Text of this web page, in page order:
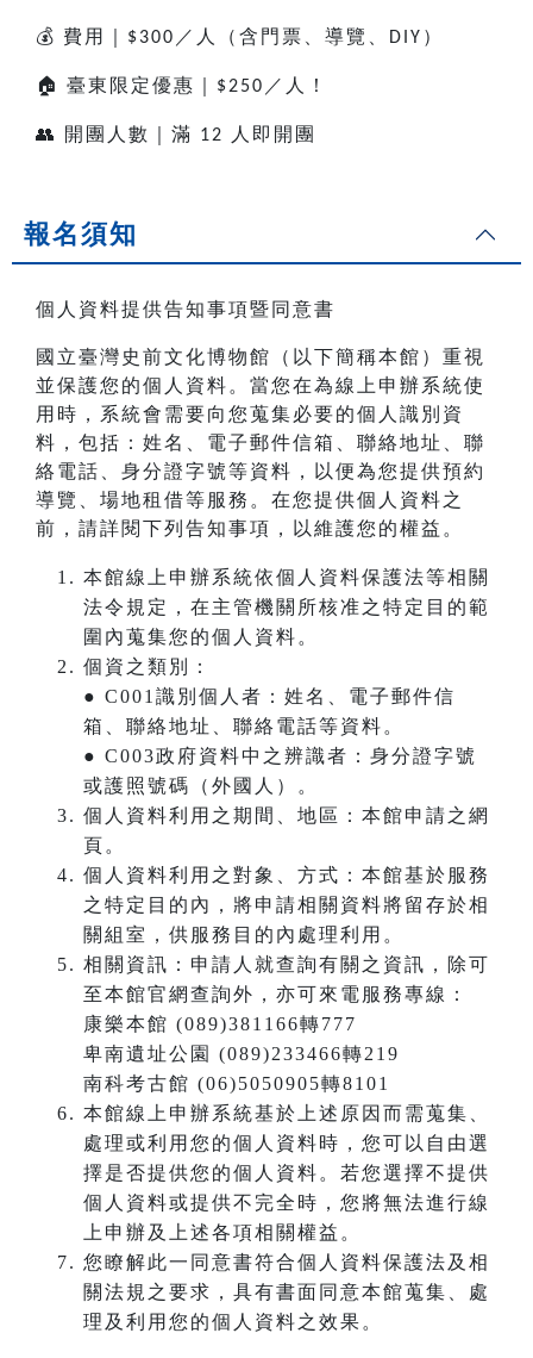
💰 費用｜ $300 ／人（含門票、導覽、 DIY ）
🏠 臺東限定優惠｜ $250 ／人！
👥 開團人數｜滿 12 人即開團
報名須知
個人資料提供告知事項暨同意書
國立臺灣史前文化博物館（以下簡稱本館）重視
並保護您的個人資料。當您在為線上申辦系統使
用時，系統會需要向您蒐集必要的個人識別資
料，包括：姓名、電子郵件信箱、聯絡地址、聯
絡電話、身分證字號等資料，以便為您提供預約
導覽、場地租借等服務。在您提供個人資料之
前，請詳閱下列告知事項，以維護您的權益。
本館線上申辦系統依個人資料保護法等相關
法令規定，在主管機關所核准之特定目的範
圍內蒐集您的個人資料。
個資之類別：
● C001識別個人者：姓名、電子郵件信
箱、聯絡地址、聯絡電話等資料。
● C003政府資料中之辨識者：身分證字號
或護照號碼（外國人）。
個人資料利用之期間、地區：本館申請之網
頁。
個人資料利用之對象、方式：本館基於服務
之特定目的內，將申請相關資料將留存於相
關組室，供服務目的內處理利用。
相關資訊：申請人就查詢有關之資訊，除可
至本館官網查詢外，亦可來電服務專線：
康樂本館 (089)381166轉777
卑南遺址公園 (089)233466轉219
南科考古館 (06)5050905轉8101
本館線上申辦系統基於上述原因而需蒐集、
處理或利用您的個人資料時，您可以自由選
擇是否提供您的個人資料。若您選擇不提供
個人資料或提供不完全時，您將無法進行線
上申辦及上述各項相關權益。
您瞭解此一同意書符合個人資料保護法及相
關法規之要求，具有書面同意本館蒐集、處
理及利用您的個人資料之效果。